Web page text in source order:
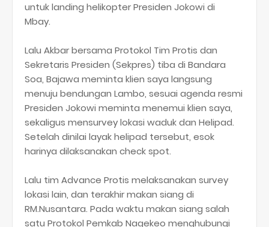
untuk landing helikopter Presiden Jokowi di
Mbay.
Lalu Akbar bersama Protokol Tim Protis dan
Sekretaris Presiden (Sekpres) tiba di Bandara
Soa, Bajawa meminta klien saya langsung
menuju bendungan Lambo, sesuai agenda resmi
Presiden Jokowi meminta menemui klien saya,
sekaligus mensurvey lokasi waduk dan Helipad.
Setelah dinilai layak helipad tersebut, esok
harinya dilaksanakan check spot.
Lalu tim Advance Protis melaksanakan survey
lokasi lain, dan terakhir makan siang di
RM.Nusantara. Pada waktu makan siang salah
satu Protokol Pemkab Nagekeo menghubungi